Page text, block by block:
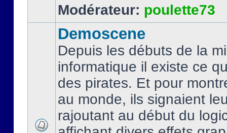
Modérateur: poulette73
Demoscene
Depuis les débuts de la
informatique il existe ce
des pirates. Et pour
au monde, ils signaient
rajoutant au début du